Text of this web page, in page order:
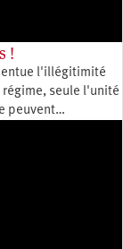
!
l'illégitimité
régime, seule l'unité
peuvent…